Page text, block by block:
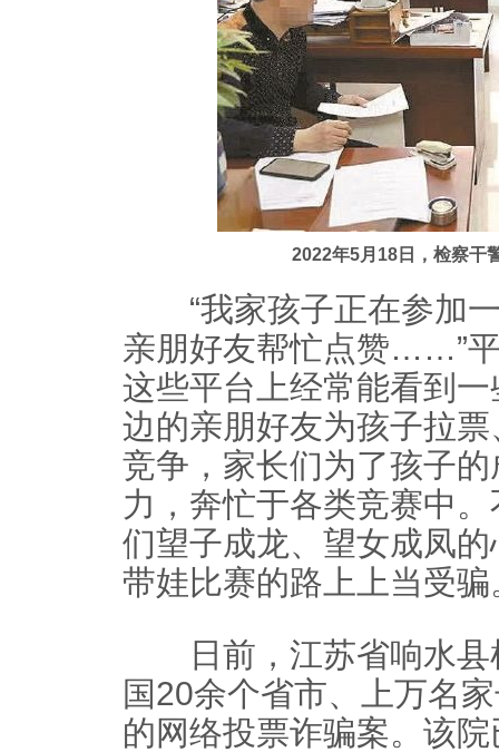
2022年5月18日，检察干
“我家孩子正在参加一
亲朋好友帮忙点赞……”
这些平台上经常能看到
边的亲朋好友为孩子拉
竞争，家长们为了孩子
力，奔忙于各类竞赛中
们望子成龙、望女成凤
带娃比赛的路上上当受骗
日前，江苏省响水县
国20余个省市、上万名
的网络投票诈骗案。该